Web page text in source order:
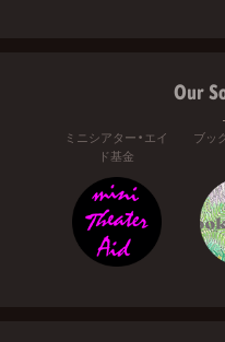
Our
ミニシアター・エイ
ド基金
ブッ